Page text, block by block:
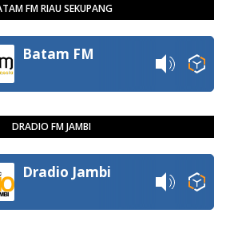
FM RIAU SEKUPANG
Batam FM
DRADIO FM JAMBI
Dradio Jambi